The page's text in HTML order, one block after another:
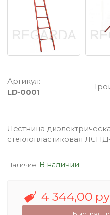
Артикул:
LD-0001
Лестница
стеклопластиковая
Наличие: В наличии
4 344,00